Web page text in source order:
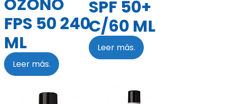
FPS 50 240
ML
Leer más.
SPF 50+
C/60 ML
Leer más.